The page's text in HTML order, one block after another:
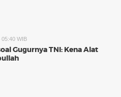
05:40 WIB
Gugurnya TNI: Kena Alat